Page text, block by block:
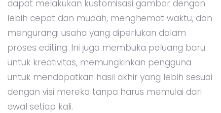
dapat melakukan kustomisasi gambar dengan
lebih cepat dan mudah, menghemat waktu, dan
mengurangi usaha yang diperlukan dalam
proses editing. Ini juga membuka peluang baru
untuk kreativitas, memungkinkan pengguna
untuk mendapatkan hasil akhir yang lebih sesuai
dengan visi mereka tanpa harus memulai dari
awal setiap kali.